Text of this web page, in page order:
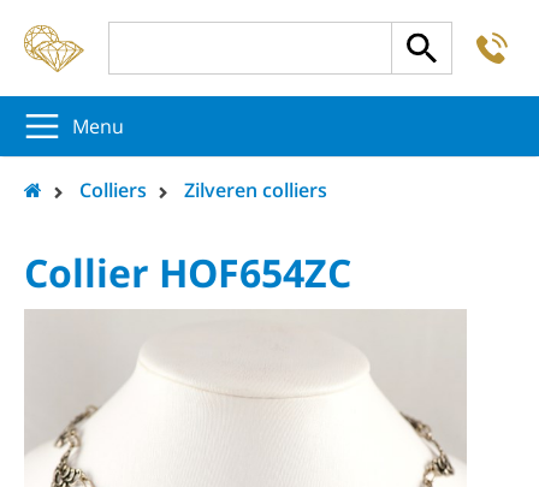
Menu
Colliers Zilveren colliers
Collier HOF654ZC